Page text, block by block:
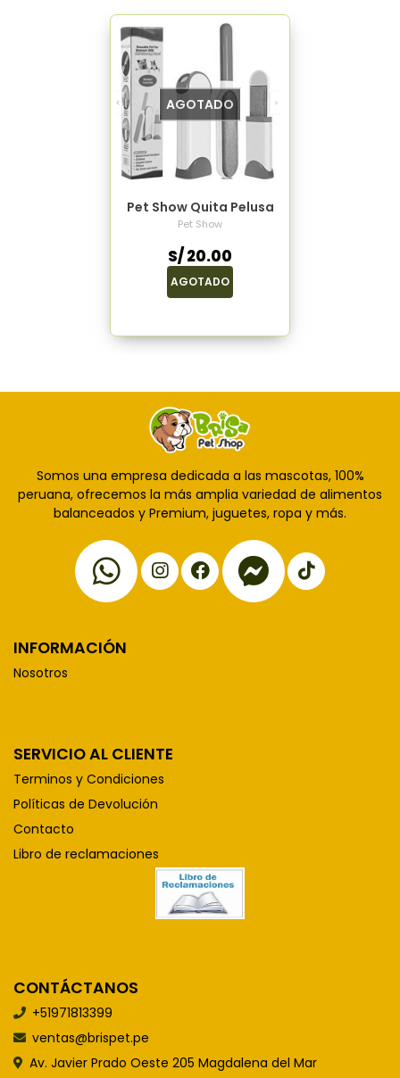
AGOTADO
Pet Show Quita Pelusa
Pet Show
S/ 20.00
AGOTADO
Somos una empresa dedicada a las mascotas, 100%
peruana, ofrecemos la más amplia variedad de alimentos
balanceados y Premium, juguetes, ropa y más.
INFORMACIÓN
Nosotros
SERVICIO AL CLIENTE
Terminos y Condiciones
Políticas de Devolución
Contacto
Libro de reclamaciones
CONTÁCTANOS
+51971813399
ventas@brispet.pe
Av. Javier Prado Oeste 205 Magdalena del Mar